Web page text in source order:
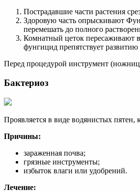
Пострадавшие части растения
Здоровую часть опрыскивают
перемешать до полного
Комнатный цеток пересаживают
фунгицид препятствует развитию
Перед процедурой инструмент
Бактериоз
Проявляется в виде водянистых пятен,
Причины:
зараженная почва;
грязные инструменты;
избыток влаги или удобрений.
Лечение: